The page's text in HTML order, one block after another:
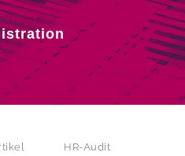
HR-Audit